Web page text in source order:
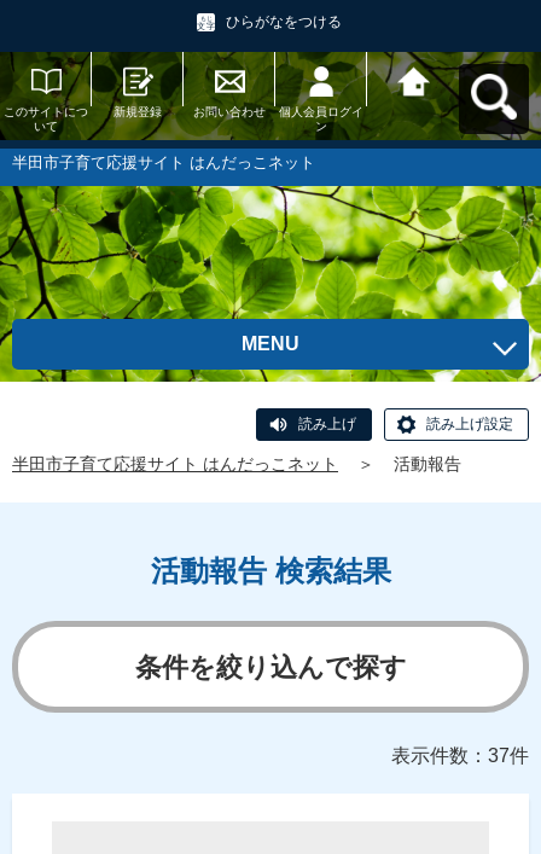
ひらがなをつける
このサイトにつ
いて
新規登録 お問い合わせ
個人会員ログイ
ン
半田市子育て応
援サイト はんだ
っこネットへ戻
半田市子育て応援サイト はんだっこネット
MENU
読み上げ 読み上げ設定
半田市子育て応援サイト はんだっこネット ＞ 活動報告
活動報告 検索結果
条件を絞り込んで探す
表示件数：37件